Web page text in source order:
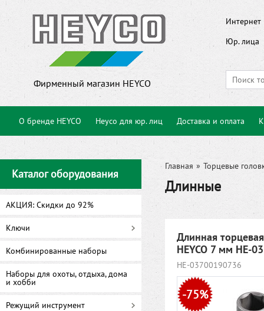
Фирменный магазин HEYCO
Интернет
Юр. лица
О бренде HEYCO Heyco для юр. лиц Доставка и оплата
Каталог оборудования
АКЦИЯ: Скидки до 92%
Ключи
Комбинированные наборы
Наборы для охоты, отдыха, дома
и хобби
Режущий инструмент
Главная » Торцевые
Длинные
Длинная
HEYCO 7 мм HE-
HE-03700190736
-75%